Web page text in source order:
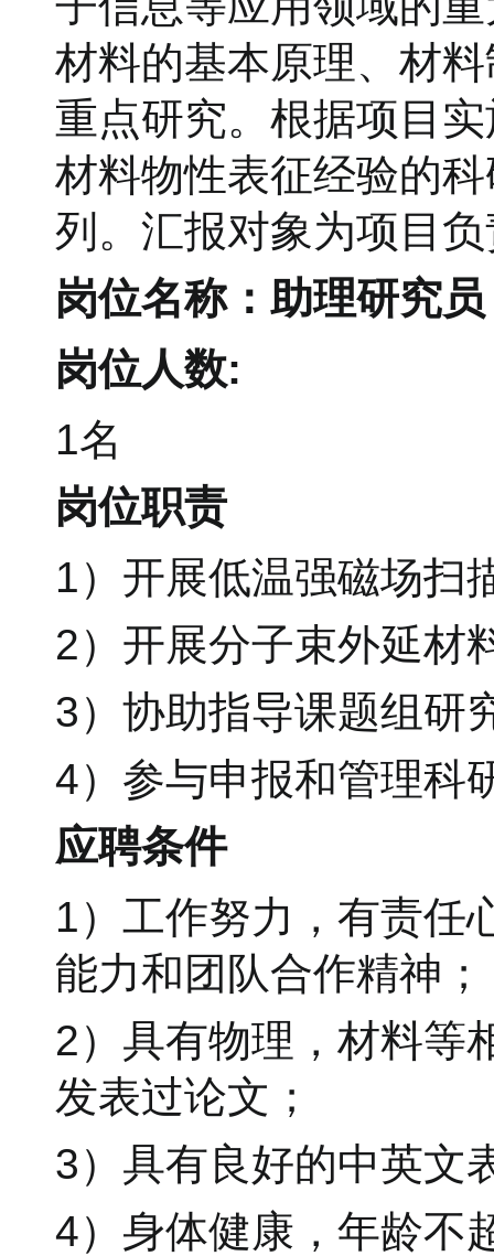
材料的基本原理、材
重点研究。根据项目
材料物性表征经验的
列。汇报对象为项目
岗位名称：助理研究员
岗位人数:
1名
岗位职责
1）开展低温强磁场扫
2）开展分子束外延材
3）协助指导课题组研
4）参与申报和管理科
应聘条件
1）工作努力，有责任
能力和团队合作精神；
2）具有物理，材料等
发表过论文；
3）具有良好的中英文
4）身体健康，年龄不